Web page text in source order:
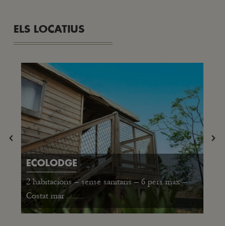
ELS LOCATIUS
ECOLODGE
2 habitacions – sense sanitaris – 6 pers max –
Costat mar